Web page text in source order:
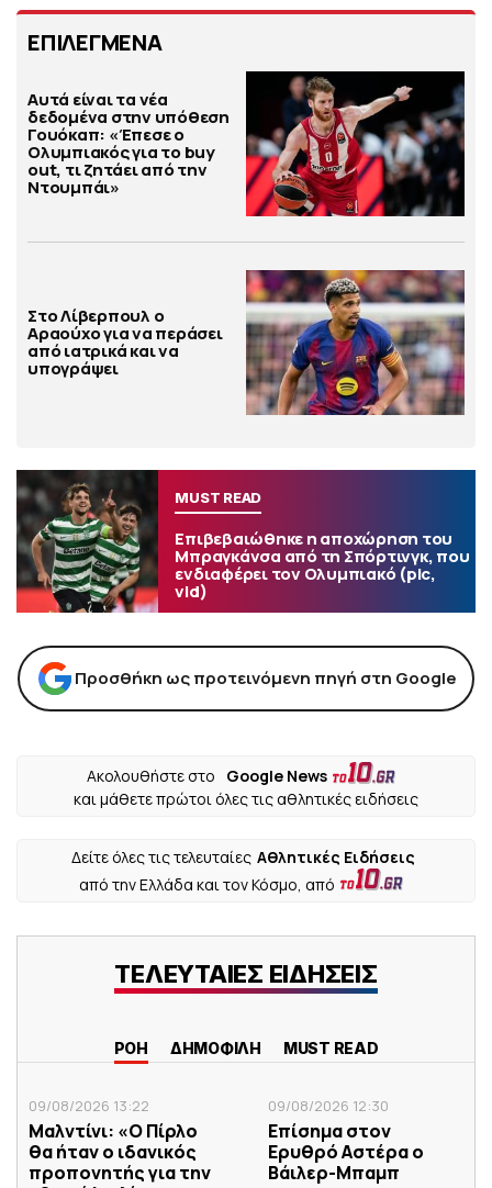
ΕΠΙΛΕΓΜΕΝΑ
Αυτά είναι τα νέα
δεδομένα στην υπόθεση
Γουόκαπ: «Έπεσε ο
Ολυμπιακός για το buy
out, τι ζητάει από την
Ντουμπάι»
Στο Λίβερπουλ ο
Αραούχο για να περάσει
από ιατρικά και να
υπογράψει
MUST READ
Επιβεβαιώθηκε η αποχώρηση του
Μπραγκάνσα από τη Σπόρτινγκ, που
ενδιαφέρει τον Ολυμπιακό (pic,
vid)
Προσθήκη ως προτεινόμενη πηγή στη Google
Ακολουθήστε στο
Google News
και μάθετε πρώτοι όλες τις αθλητικές ειδήσεις
Δείτε όλες τις τελευταίες Αθλητικές Ειδήσεις
από την Ελλάδα και τον Κόσμο, από
ΤΕΛΕΥΤΑΙΕΣ ΕΙΔΗΣΕΙΣ
ΡΟΗ ΔΗΜΟΦΙΛΗ MUST READ
09/08/2026 13:22
Μαλντίνι: «Ο Πίρλο
θα ήταν ο ιδανικός
προπονητής για την
09/08/2026 12:30
Επίσημα στον
Ερυθρό Αστέρα ο
Βάιλερ-Μπαμπ